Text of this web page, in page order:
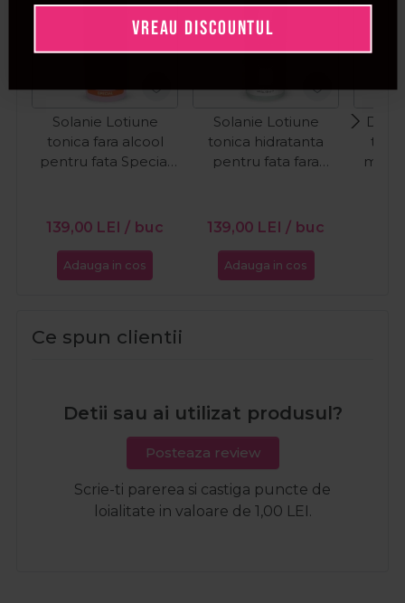
Solanie Lotiune
tonica fara alcool
pentru fata Special
139,00 LEI / buc
Adauga in cos
Solanie Lotiune
tonica hidratanta
pentru fata fara
139,00 LEI / buc
Adauga in cos
Dr.
Ce spun clientii
Detii sau ai utilizat produsul?
Posteaza review
Scrie-ti parerea si castiga puncte de
loialitate in valoare de 1,00 LEI.
VREAU DISCOUNTUL